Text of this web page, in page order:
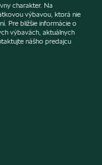
charakter. Na
výbavou, ktorá nie
Pre bližšie informácie o
výbavách, aktuálnych
nášho predajcu